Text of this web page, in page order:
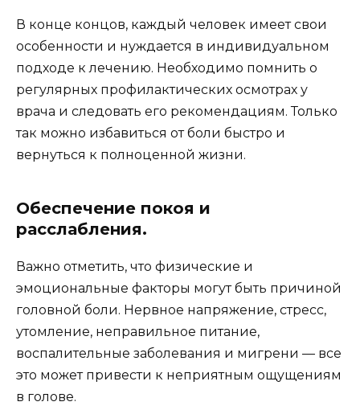
В конце концов, каждый человек имеет свои
особенности и нуждается в индивидуальном
подходе к лечению. Необходимо помнить о
регулярных профилактических осмотрах у
врача и следовать его рекомендациям. Только
так можно избавиться от боли быстро и
вернуться к полноценной жизни.
Обеспечение покоя и
расслабления.
Важно отметить, что физические и
эмоциональные факторы могут быть причиной
головной боли. Нервное напряжение, стресс,
утомление, неправильное питание,
воспалительные заболевания и мигрени — все
это может привести к неприятным ощущениям
в голове.